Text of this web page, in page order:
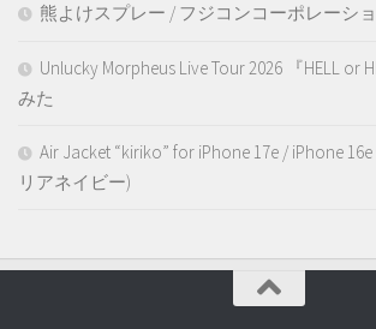
熊よけスプレー / フジコンコーポレーシ
Unlucky Morpheus Live Tour 2026 『HELL or
みた
Air Jacket “kiriko” for iPhone 17e / iPhone
リアネイビー)